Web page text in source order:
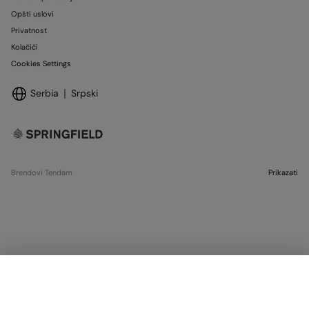
Opšti uslovi
Privatnost
Kolačići
Cookies Settings
Serbia Srpski
Brendovi Tendam Prikazati